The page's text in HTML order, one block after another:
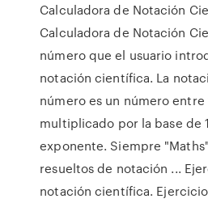
Calculadora de Notación
Calculadora de Notación
número que el usuario
notación científica. La
número es un número entre
multiplicado por la base de
exponente. Siempre
resueltos de notación ...
notación científica.